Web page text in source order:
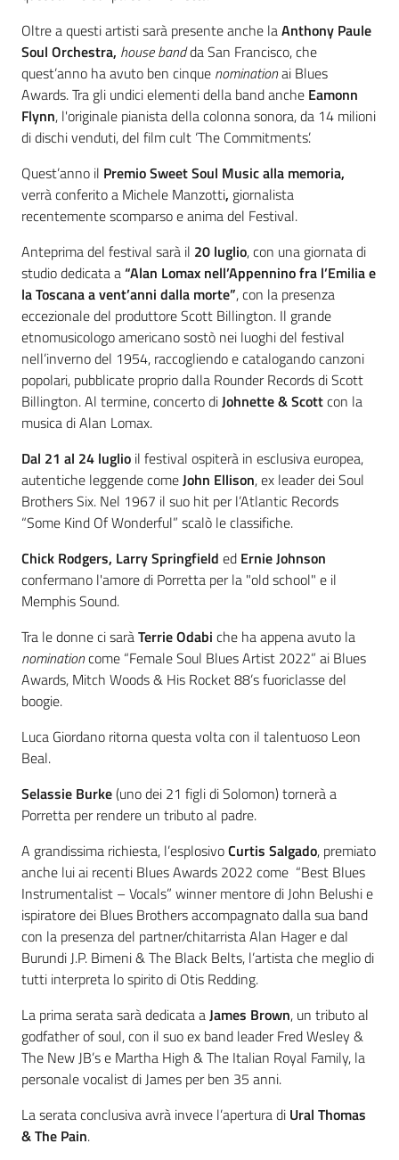
Oltre a questi artisti sarà presente anche laAnthony Paule
Soul Orchestra, house bandda San Francisco, che
quest’anno ha avuto ben cinque nominationai Blues
Awards. Tra gli undici elementi della band anche Eamonn
Flynn, l'originale pianista della colonna sonora, da 14 milioni
di dischi venduti, del film cult ‘The Commitments’.
Quest’anno il Premio Sweet Soul Music alla memoria,
verrà conferito a Michele Manzotti, giornalista
recentemente scomparso e anima del Festival.
Anteprima del festival sarà il 20 luglio, con una giornata di
studio dedicata a“Alan Lomax nell’Appennino fra l’Emilia e
la Toscana a vent’anni dalla morte”, con la presenza
eccezionale del produttore Scott Billington. Il grande
etnomusicologo americano sostò nei luoghi del festival
nell’inverno del 1954, raccogliendo e catalogando canzoni
popolari, pubblicate proprio dalla Rounder Records di Scott
Billington. Al termine, concerto diJohnette & Scottcon la
musica di Alan Lomax.
Dal 21 al 24 luglio il festival ospiterà in esclusiva europea,
autentiche leggende comeJohn Ellison, ex leader dei Soul
Brothers Six. Nel 1967 il suo hit per l’Atlantic Records
“Some Kind Of Wonderful” scalò le classifiche.
Chick Rodgers, Larry Springfield ed Ernie Johnson
confermano l'amore di Porretta per la "old school" e il
Memphis Sound.
Tra le donne ci saràTerrie Odabi che ha appena avuto la
nominationcome “Female Soul Blues Artist 2022” ai Blues
Awards, Mitch Woods & His Rocket 88’s fuoriclasse del
boogie.
Luca Giordano ritorna questa volta con il talentuoso Leon
Beal.
Selassie Burke(uno dei 21 figli di Solomon) tornerà a
Porretta per rendere un tributo al padre.
A grandissima richiesta, l’esplosivoCurtis Salgado, premiato
anche lui ai recenti Blues Awards 2022 come “Best Blues
Instrumentalist – Vocals” winner mentore di John Belushi e
ispiratore dei Blues Brothers accompagnato dalla sua band
con la presenza del partner/chitarrista Alan Hager e dal
Burundi J.P. Bimeni & The Black Belts, l’artista che meglio di
tutti interpreta lo spirito di Otis Redding.
La prima serata sarà dedicata aJames Brown, un tributo al
godfather of soul, con il suo ex band leader Fred Wesley &
The New JB’s e Martha High & The Italian Royal Family, la
personale vocalist di James per ben 35 anni.
La serata conclusiva avrà invece l’apertura di Ural Thomas
& The Pain.